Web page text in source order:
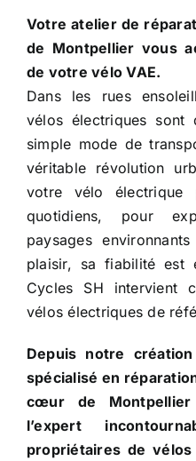
Votre atelier de
de Montpellier vous
de votre vélo VAE.
Dans les rues
vélos électriques sont
simple mode de
véritable révolution
votre vélo électrique
quotidiens, pour
paysages
plaisir, sa fiabilité est
Cycles SH intervient
vélos électriques de
Depuis notre
spécialisé en
cœur de Montpellier
l’expert
propriétaires de